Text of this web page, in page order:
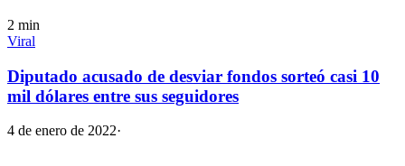
2 min
Viral
Diputado acusado de desviar fondos sorteó casi 10
mil dólares entre sus seguidores
4 de enero de 2022·